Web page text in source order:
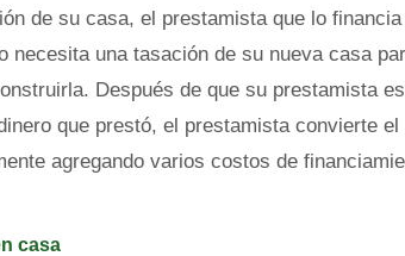
de su casa, el prestamista que lo
necesita una tasación de su nueva casa
Después de que su prestamista
que prestó, el prestamista convierte
agregando varios costos de
casa